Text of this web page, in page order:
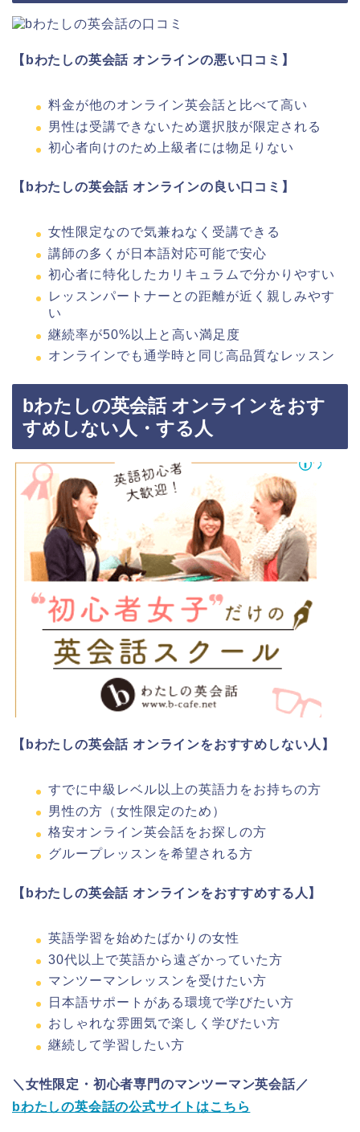
【bわたしの英会話 オンラインの悪い口コミ】
料金が他のオンライン英会話と比べて高い
男性は受講できないため選択肢が限定される
初心者向けのため上級者には物足りない
【bわたしの英会話 オンラインの良い口コミ】
女性限定なので気兼ねなく受講できる
講師の多くが日本語対応可能で安心
初心者に特化したカリキュラムで分かりやすい
レッスンパートナーとの距離が近く親しみやす
い
継続率が50%以上と高い満足度
オンラインでも通学時と同じ高品質なレッスン
bわたしの英会話 オンラインをおす
すめしない人・する人
【bわたしの英会話 オンラインをおすすめしない人】
すでに中級レベル以上の英語力をお持ちの方
男性の方（女性限定のため）
格安オンライン英会話をお探しの方
グループレッスンを希望される方
【bわたしの英会話 オンラインをおすすめする人】
英語学習を始めたばかりの女性
30代以上で英語から遠ざかっていた方
マンツーマンレッスンを受けたい方
日本語サポートがある環境で学びたい方
おしゃれな雰囲気で楽しく学びたい方
継続して学習したい方
＼女性限定・初心者専門のマンツーマン英会話／
bわたしの英会話の公式サイトはこちら